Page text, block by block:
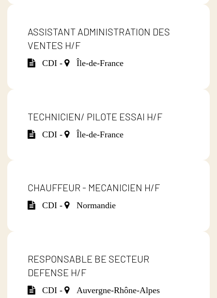
ASSISTANT ADMINISTRATION DES
VENTES H/F
CDI - Île-de-France
TECHNICIEN/ PILOTE ESSAI H/F
CDI - Île-de-France
CHAUFFEUR - MECANICIEN H/F
CDI - Normandie
RESPONSABLE BE SECTEUR
DEFENSE H/F
CDI - Auvergne-Rhône-Alpes